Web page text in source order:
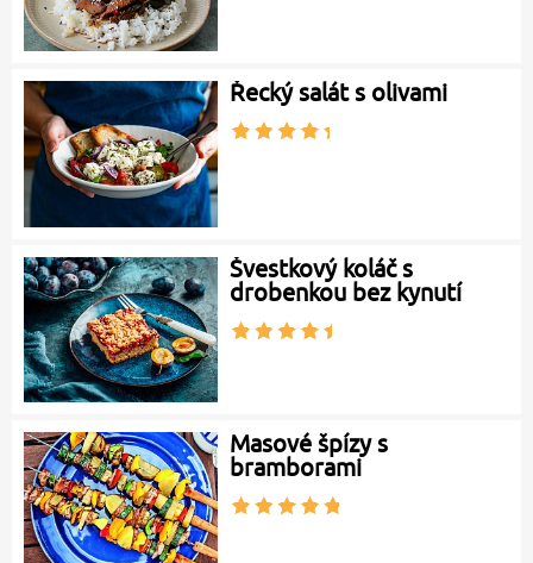
Řecký salát s olivami
Švestkový koláč s
drobenkou bez kynutí
Masové špízy s
bramborami